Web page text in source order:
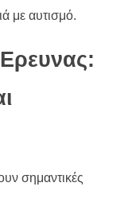
με αυτισμό.
σημαντικές